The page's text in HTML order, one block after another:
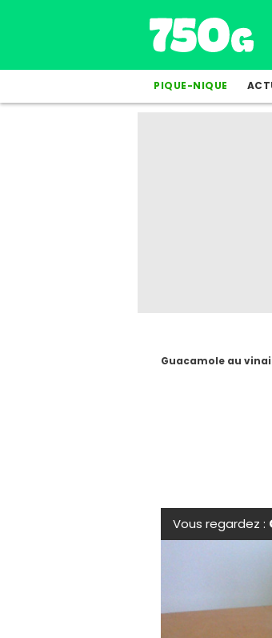
PIQUE-NIQUE
Guacamole au
Vous regardez :